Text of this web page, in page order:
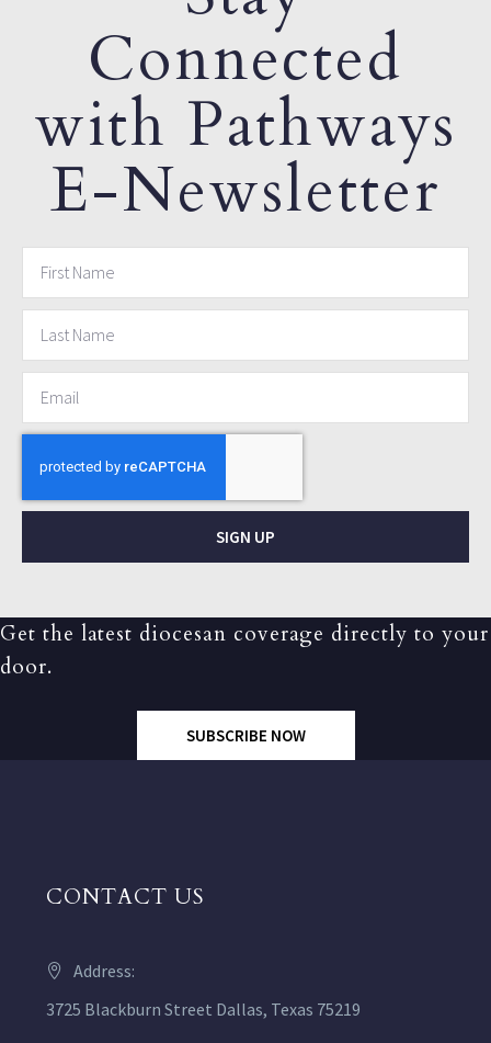
Connected
with Pathways
E-Newsletter
SIGN UP
Get the latest diocesan coverage directly to your
door.
SUBSCRIBE NOW
CONTACT US
Address:
3725 Blackburn Street Dallas, Texas 75219